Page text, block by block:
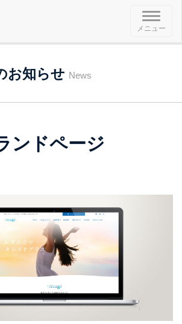
メ
ニ
ュ
メニュー
お知らせ News
ンドページ